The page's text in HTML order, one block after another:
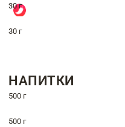
30 г
30 г
НАПИТКИ
500 г
500 г